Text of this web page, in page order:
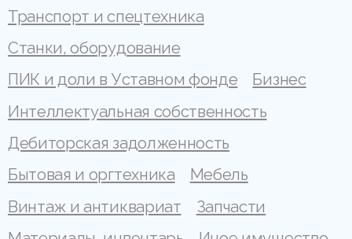
Транспорт и спецтехника
Станки, оборудование
ПИК и доли в Уставном фонде
Бизнес
Интеллектуальная собственность
Дебиторская задолженность
Бытовая и оргтехника
Мебель
Винтаж и антиквариат
Запчасти